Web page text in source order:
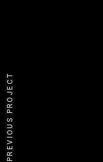
PREVIOUS PROJECT